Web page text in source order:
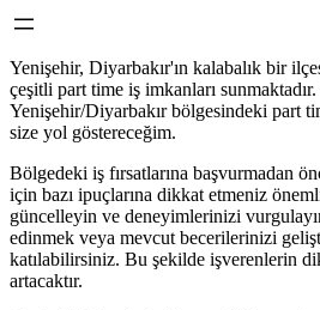
Yenişehir, Diyarbakır'ın kalabalık bir
çeşitli part time iş imkanları sunmaktadır.
Yenişehir/Diyarbakır bölgesindeki part
size yol göstereceğim.
Bölgedeki iş fırsatlarına başvurmadan
için bazı ipuçlarına dikkat etmeniz
güncelleyin ve deneyimlerinizi
edinmek veya mevcut becerilerinizi
katılabilirsiniz. Bu şekilde işverenlerin
artacaktır.